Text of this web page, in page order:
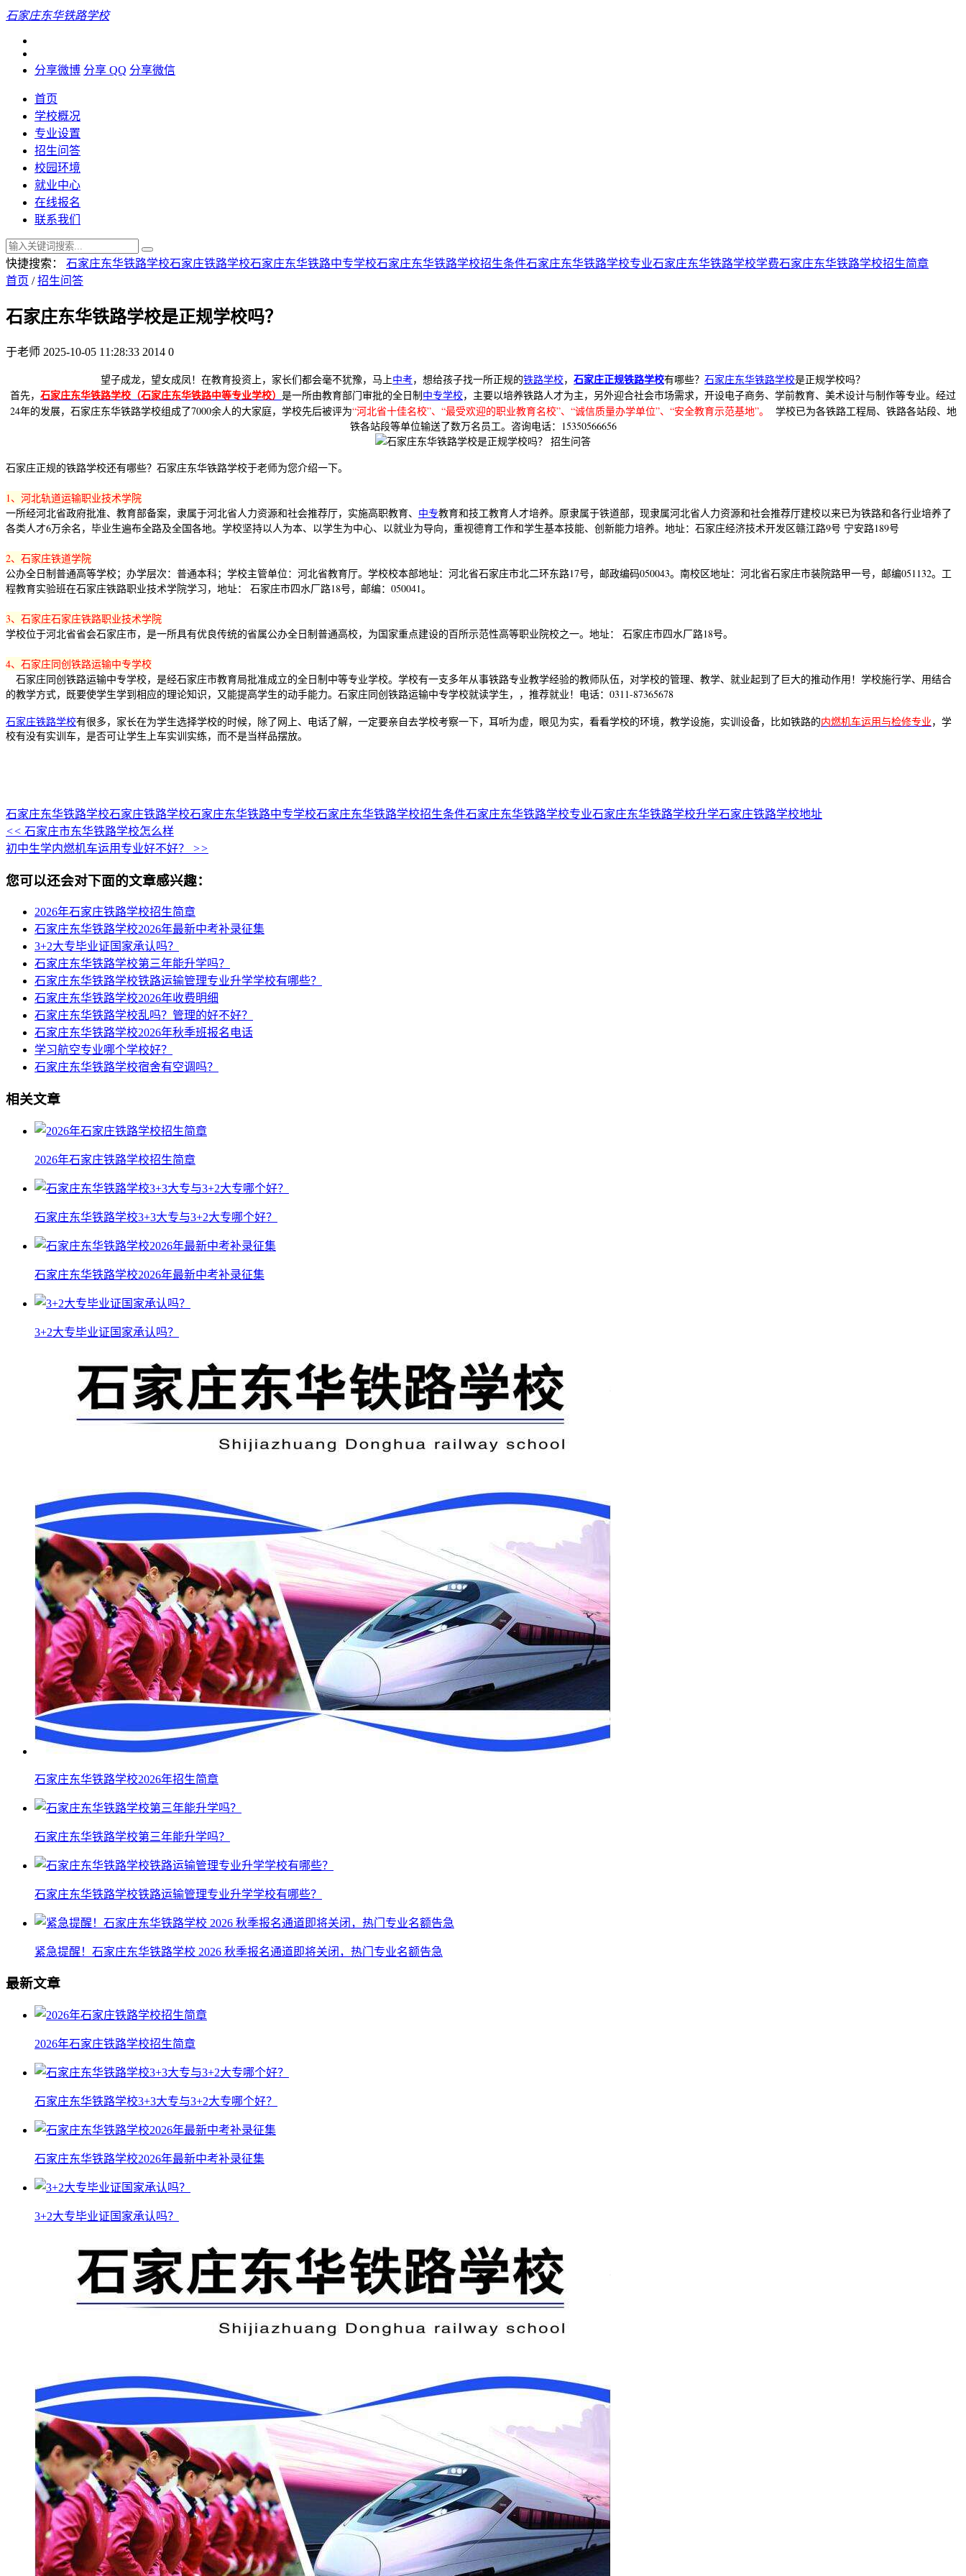
石家庄东华铁路学校
分享微博 分享 QQ 分享微信
首页
学校概况
专业设置
招生问答
校园环境
就业中心
在线报名
联系我们
快捷搜索： 石家庄东华铁路学校石家庄铁路学校石家庄东华铁路中专学校石家庄东华铁路学校招生条件石家庄东华铁路学校专业石家庄东华铁路学校学费石家庄东华铁路学校招生简章
首页 /招生问答
石家庄东华铁路学校是正规学校吗？
于老师 2025-10-05 11:28:33 2014 0
望子成龙，望女成凤！在教育投资上，家长们都会毫不犹豫，马上中考，想给孩子找一所正规的铁路学校， 石家庄正规铁路学校有哪些？ 石家庄东华铁路学校是正规学校吗？
首先， 石家庄东华铁路学校（石家庄东华铁路中等专业学校） 是一所由教育部门审批的全日制中专学校，主要以培养铁路人才为主，另外迎合社会市场需求，开设电子商务、学前教育、美术设计与制作等专业。经过
24年的发展，石家庄东华铁路学校组成了7000余人的大家庭，学校先后被评为“河北省十佳名校”、“最受欢迎的职业教育名校”、“诚信质量办学单位”、“安全教育示范基地”。
学校已为各铁路工程局、铁路各站段、地
铁各站段等单位输送了数万名员工。咨询电话：15350566656
石家庄正规的铁路学校还有哪些？石家庄东华铁路学校于老师为您介绍一下。
1、河北轨道运输职业技术学院
一所经河北省政府批准、教育部备案，隶属于河北省人力资源和社会推荐厅，实施高职教育、 中专教育和技工教育人才培养。原隶属于铁道部，现隶属河北省人力资源和社会推荐厅建校以来已为铁路和各行业培养了
各类人才6万余名，毕业生遍布全路及全国各地。学校坚持以人为本、以学生为中心、以就业为导向，重视德育工作和学生基本技能、创新能力培养。地址：石家庄经济技术开发区赣江路9号 宁安路189号
2、石家庄铁道学院
公办全日制普通高等学校；办学层次：普通本科；学校主管单位：河北省教育厅。学校校本部地址：河北省石家庄市北二环东路17号，邮政编码050043。南校区地址：河北省石家庄市装院路甲一号，邮编051132。工
程教育实验班在石家庄铁路职业技术学院学习，地址： 石家庄市四水厂路18号，邮编：050041。
3、石家庄石家庄铁路职业技术学院
学校位于河北省省会石家庄市，是一所具有优良传统的省属公办全日制普通高校，为国家重点建设的百所示范性高等职业院校之一。地址： 石家庄市四水厂路18号。
4、石家庄同创铁路运输中专学校
石家庄同创铁路运输中专学校，是经石家庄市教育局批准成立的全日制中等专业学校。学校有一支多年从事铁路专业教学经验的教师队伍，对学校的管理、教学、就业起到了巨大的推动作用！学校施行学、用结合
的教学方式，既要使学生学到相应的理论知识，又能提高学生的动手能力。石家庄同创铁路运输中专学校就读学生，，推荐就业！电话：0311-87365678
石家庄铁路学校有很多，家长在为学生选择学校的时候，除了网上、电话了解，一定要亲自去学校考察一下，耳听为虚，眼见为实，看看学校的环境，教学设施，实训设备，比如铁路的内燃机车运用与检修专业 ，学
校有没有实训车，是否可让学生上车实训实练，而不是当样品摆放。
石家庄东华铁路学校石家庄铁路学校石家庄东华铁路中专学校石家庄东华铁路学校招生条件石家庄东华铁路学校专业石家庄东华铁路学校升学石家庄铁路学校地址
<< 石家庄市东华铁路学校怎么样
初中生学内燃机车运用专业好不好？ >>
您可以还会对下面的文章感兴趣：
2026年石家庄铁路学校招生简章
石家庄东华铁路学校2026年最新中考补录征集
3+2大专毕业证国家承认吗？
石家庄东华铁路学校第三年能升学吗？
石家庄东华铁路学校铁路运输管理专业升学学校有哪些？
石家庄东华铁路学校2026年收费明细
石家庄东华铁路学校乱吗？管理的好不好？
石家庄东华铁路学校2026年秋季班报名电话
学习航空专业哪个学校好？
石家庄东华铁路学校宿舍有空调吗？
相关文章
2026年石家庄铁路学校招生简章
石家庄东华铁路学校3+3大专与3+2大专哪个好？
石家庄东华铁路学校2026年最新中考补录征集
3+2大专毕业证国家承认吗？
石家庄东华铁路学校2026年招生简章
石家庄东华铁路学校第三年能升学吗？
石家庄东华铁路学校铁路运输管理专业升学学校有哪些？
紧急提醒！石家庄东华铁路学校 2026 秋季报名通道即将关闭，热门专业名额告急
最新文章
2026年石家庄铁路学校招生简章
石家庄东华铁路学校3+3大专与3+2大专哪个好？
石家庄东华铁路学校2026年最新中考补录征集
3+2大专毕业证国家承认吗？